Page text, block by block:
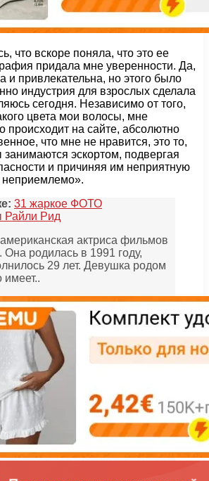
что вскоре поняла, что это ее
придала мне уверенности. Да,
и привлекательна, но этого было
индустрия для взрослых сделала
сегодня. Независимо от того,
цвета мои волосы, мне
происходит на сайте, абсолютно
что мне не нравится, это то,
занимаются эскортом, подвергая
и причиняя им неприятную
неприемлемо».
31 жаркое ФОТО
Райли Рид
актриса фильмов
Она родилась в 1991 году,
29 лет. Девушка родом